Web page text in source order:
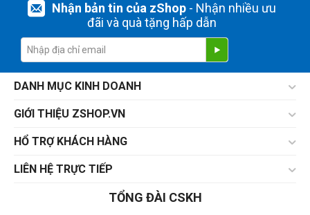
Nhận bản tin của zShop- Nhận nhiều ưu
đãi và quà tặng hấp dẫn
DANH MỤC KINH DOANH
GIỚI THIỆU ZSHOP.VN
HỔ TRỢ KHÁCH HÀNG
LIÊN HỆ TRỰC TIẾP
TỔNG ĐÀI CSKH